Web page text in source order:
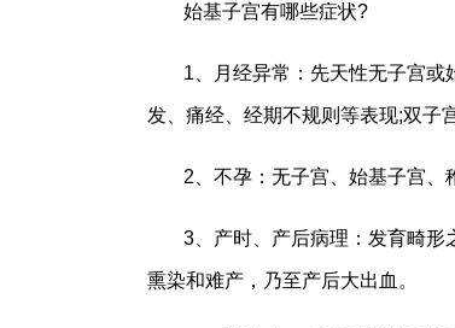
始基子宫有哪些症状?
1、月经异常：先天性无子宫
发、痛经、经期不规则等表现;双子
2、不孕：无子宫、始基子宫、
3、产时、产后病理：发育畸形
熏染和难产，乃至产后大出血。